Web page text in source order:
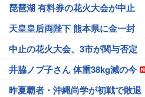
琵琶湖 有料券の花火大会が中止
天皇皇后両陛下 熊本県に金一封
中止の花火大会、3市が関与否定
井脇ノブ子さん 体重38kg減の今
昨夏覇者・沖縄尚学が初戦で敗退